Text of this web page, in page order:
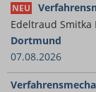
NEU
Edeltraud Smitka
Dortmund
07.08.2026